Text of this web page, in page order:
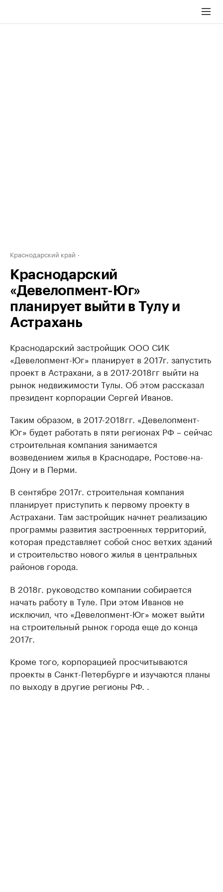
Краснодарский край
Краснодарский
«Девелопмент-Юг»
планирует выйти в Тулу и
Астрахань
Краснодарский застройщик ООО СИК
«Девелопмент-Юг» планирует в 2017г. запустить
проект в Астрахани, а в 2017-2018гг выйти на
рынок недвижимости Тулы. Об этом рассказал
президент корпорации Сергей Иванов.
Таким образом, в 2017-2018гг. «Девелопмент-
Юг» будет работать в пяти регионах РФ – сейчас
строительная компания занимается
возведением жилья в Краснодаре, Ростове-на-
Дону и в Перми.
В сентябре 2017г. строительная компания
планирует приступить к первому проекту в
Астрахани. Там застройщик начнет реализацию
программы развития застроенных территорий,
которая представляет собой снос ветхих зданий
и строительство нового жилья в центральных
районов города.
В 2018г. руководство компании собирается
начать работу в Туле. При этом Иванов не
исключил, что «Девелопмент-Юг» может выйти
на строительный рынок города еще до конца
2017г.
Кроме того, корпорацией просчитываются
проекты в Санкт-Петербурге и изучаются планы
по выходу в другие регионы РФ. .